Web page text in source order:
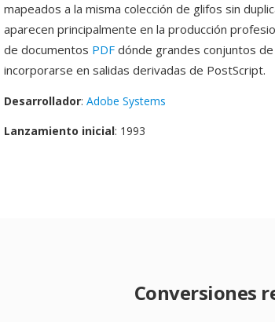
mapeados a la misma colección de glifos sin
aparecen principalmente en la producción
de documentos PDF dónde grandes conjuntos
incorporarse en salidas derivadas de PostScript.
Desarrollador: Adobe Systems
Lanzamiento inicial: 1993
Conversiones